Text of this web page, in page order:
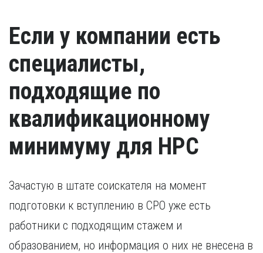
квалификации в течение последних пяти лет. В случае,
если повышение квалификации проходило за пределами
России, требуется копия свидетельства о признании
иностранного образования.
Если у компании есть
специалисты,
подходящие по
квалификационному
минимуму для НРС
Зачастую в штате соискателя на момент
подготовки к вступлению в СРО уже есть
работники с подходящим стажем и
образованием, но информация о них не внесена в